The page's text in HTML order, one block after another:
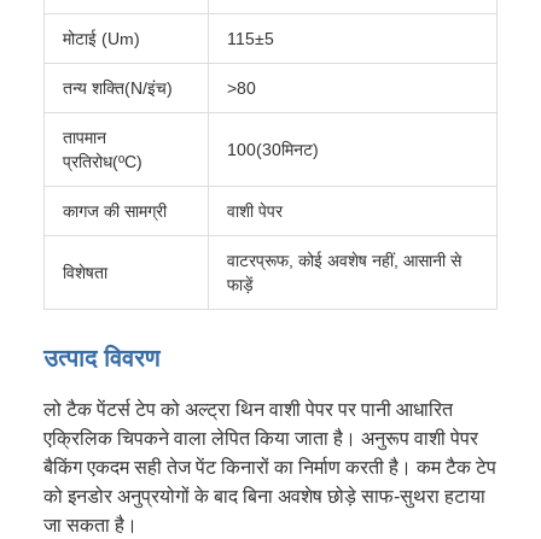
मोटाई (Um) 115±5
तन्य शक्ति(N/इंच) >80
तापमान
प्रतिरोध(ºC)
100(30मिनट)
कागज की सामग्री वाशी पेपर
विशेषता
वाटरप्रूफ, कोई अवशेष नहीं, आसानी से
फाड़ें
उत्पाद विवरण
लो टैक पेंटर्स टेप को अल्ट्रा थिन वाशी पेपर पर पानी आधारित
एक्रिलिक चिपकने वाला लेपित किया जाता है। अनुरूप वाशी पेपर
बैकिंग एकदम सही तेज पेंट किनारों का निर्माण करती है। कम टैक टेप
को इनडोर अनुप्रयोगों के बाद बिना अवशेष छोड़े साफ-सुथरा हटाया
जा सकता है।